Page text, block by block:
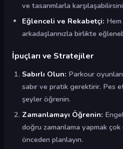
ve tasarımlarla
Eğlenceli ve Rekabetçi: Hem
arkadaşlarınızla birlikte
İpuçları ve Stratejiler
Sabırlı Olun: Parkour
sabır ve pratik gerektirir. Pes
şeyler öğrenin.
Zamanlamayı Öğrenin:
doğru zamanlama yapmak
önceden planlayın.